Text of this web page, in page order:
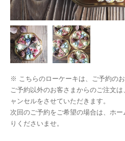
※ こちらのローケーキは、ご予約のお
ご予約以外のお客さまからのご注文
ャンセルをさせていただきます。
次回のご予約をご希望の場合は、ホ
りくださいませ。